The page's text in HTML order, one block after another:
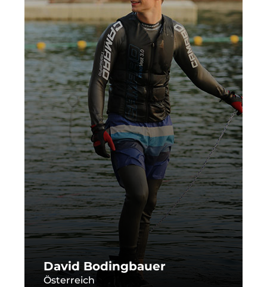
David Bodingbauer
Österreich